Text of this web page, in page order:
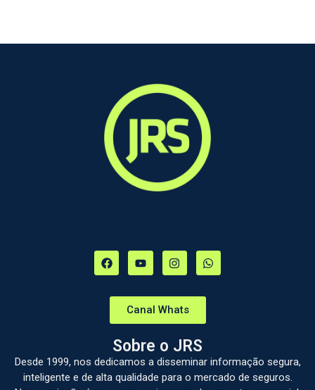
Canal Whats
Sobre o JRS
Desde 1999, nos dedicamos a disseminar informação segura,
inteligente e de alta qualidade para o mercado de seguros.